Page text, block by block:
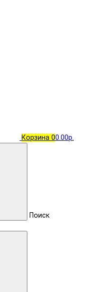
Корзина 00.00р.
Поиск